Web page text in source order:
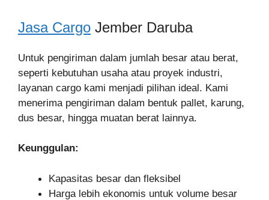
Jasa Cargo Jember Daruba
Untuk pengiriman dalam jumlah besar atau berat,
seperti kebutuhan usaha atau proyek industri,
layanan cargo kami menjadi pilihan ideal. Kami
menerima pengiriman dalam bentuk pallet, karung,
dus besar, hingga muatan berat lainnya.
Keunggulan:
Kapasitas besar dan fleksibel
Harga lebih ekonomis untuk volume besar